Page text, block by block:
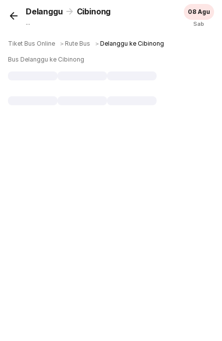
Delanggu Cibinong
...
08 Agu
Sab
Tiket Bus Online ＞ Rute Bus ＞Delanggu ke Cibinong
Bus Delanggu ke Cibinong